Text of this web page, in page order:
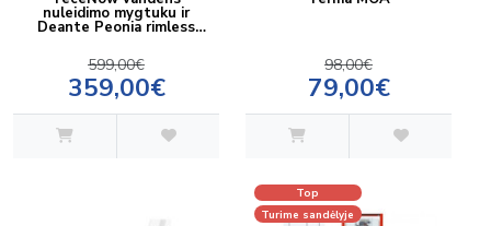
nuleidimo mygtuku ir
Deante Peonia rimless
lėtaeigiu dangčiu
599,00€
359,00€
98,00€
79,00€
Top
Turime sandėlyje